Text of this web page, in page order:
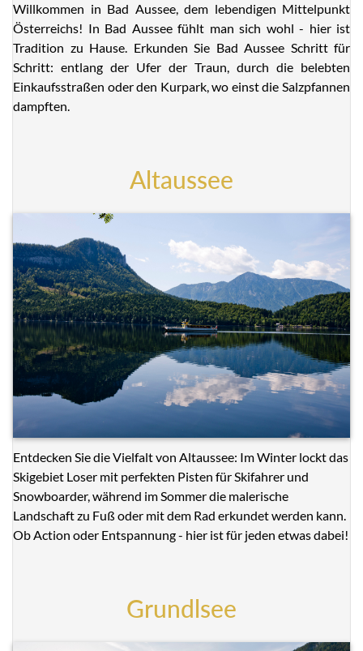
Willkommen in Bad Aussee, dem lebendigen Mittelpunkt
Österreichs! In Bad Aussee fühlt man sich wohl - hier ist
Tradition zu Hause. Erkunden Sie Bad Aussee Schritt für
Schritt: entlang der Ufer der Traun, durch die belebten
Einkaufsstraßen oder den Kurpark, wo einst die Salzpfannen
dampften.
Altaussee
Entdecken Sie die Vielfalt von Altaussee: Im Winter lockt das
Skigebiet Loser mit perfekten Pisten für Skifahrer und
Snowboarder, während im Sommer die malerische
Landschaft zu Fuß oder mit dem Rad erkundet werden kann.
Ob Action oder Entspannung - hier ist für jeden etwas dabei!
Grundlsee